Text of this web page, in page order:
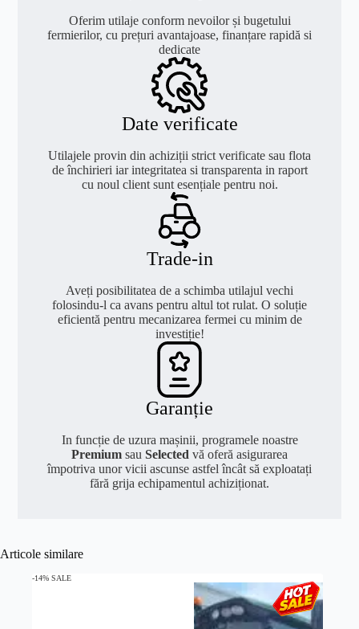
Oferim utilaje conform nevoilor și bugetului
fermierilor, cu prețuri avantajoase, finanțare rapidă si
dedicate
Date verificate
Utilajele provin din achiziții strict verificate sau flota
de închirieri iar integritatea si transparenta in raport
cu noul client sunt esențiale pentru noi.
Trade-in
Aveți posibilitatea de a schimba utilajul vechi
folosindu-l ca avans pentru altul tot rulat. O soluție
eficientă pentru mecanizarea fermei cu minim de
investiție!
Garanție
In funcție de uzura mașinii, programele noastre
Premium sau Selected vă oferă asigurarea
împotriva unor vicii ascunse astfel încât să exploatați
fără grija echipamentul achiziționat.
Articole similare
-14% SALE